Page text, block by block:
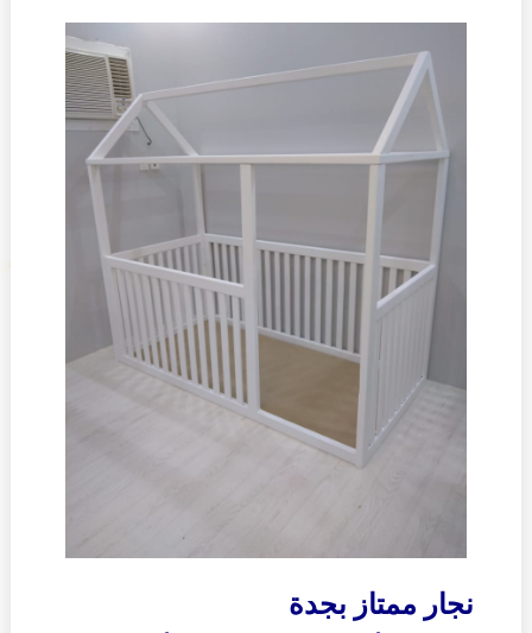
نجار ممتاز بجدة